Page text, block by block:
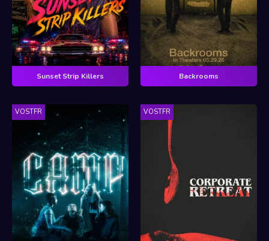
Sunset Strip Killers Backrooms
VOSTFR VOSTFR